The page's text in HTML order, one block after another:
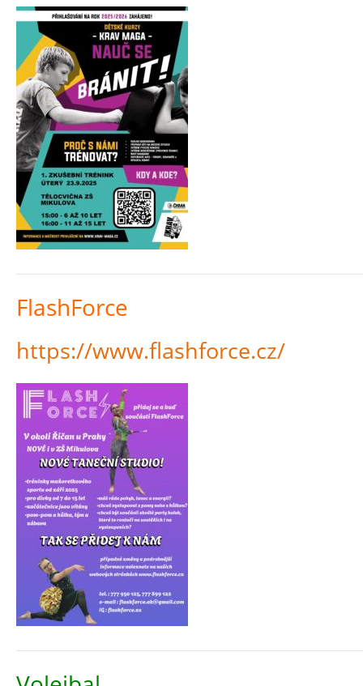
FlashForce
https://www.flashforce.cz/